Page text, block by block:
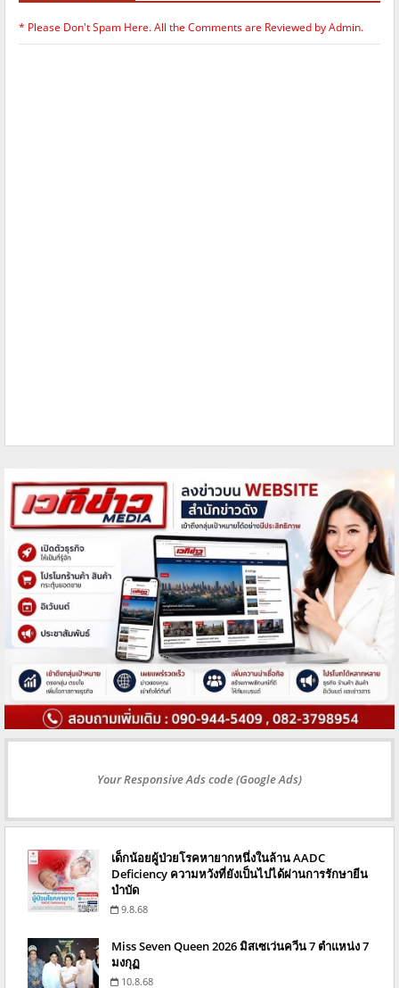
* Please Don't Spam Here. All the Comments are Reviewed by Admin.
Your Responsive Ads code (Google Ads)
เด็กน้อยผู้ป่วยโรคหายากหนึ่งในล้าน AADC
Deficiency ความหวังที่ยังเป็นไปได้ผ่านการรักษายีน
บำบัด
9.8.68
Miss Seven Queen 2026 มิสเซเว่นควีน 7 ตำแหน่ง 7
มงกุฏ
10.8.68